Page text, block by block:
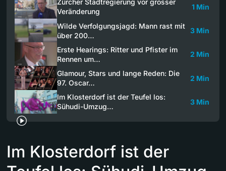
Zürcher Stadtregierung vor grosser
Veränderung
1 Min
Wilde Verfolgungsjagd: Mann rast mit
über 200…
3 Min
Erste Hearings: Ritter und Pfister im
Rennen um…
2 Min
Glamour, Stars und lange Reden: Die
97. Oscar…
2 Min
Im Klosterdorf ist der Teufel los:
Sühudi-Umzug…
3 Min
Im Klosterdorf ist der